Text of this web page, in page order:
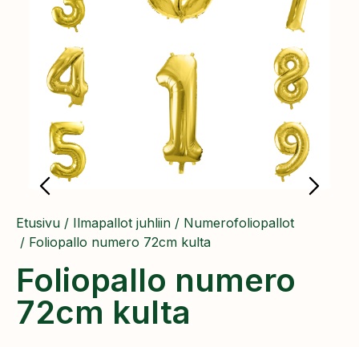
Etusivu / Ilmapallot juhliin / Numerofoliopallot
/ Foliopallo numero 72cm kulta
Foliopallo numero
72cm kulta